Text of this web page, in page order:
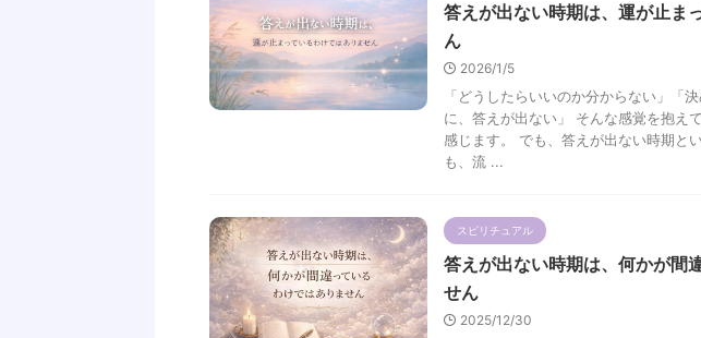
答えが出ない時期は、運が止ま
ん
2026/1/5
「どうしたらいいのか分からない」「
に、答えが出ない」 そんな感覚を抱え
感じます。 でも、答えが出ない時期と
も、流 ...
スピリチュアル
答えが出ない時期は、何かが間
せん
2025/12/30